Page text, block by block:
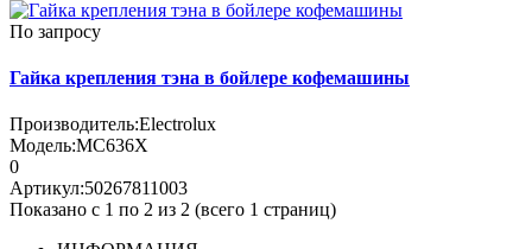
По запросу
Гайка крепления тэна в бойлере кофемашины
Производитель:Electrolux
Модель:MC636X
0
Артикул:50267811003
Показано с 1 по 2 из 2 (всего 1 страниц)